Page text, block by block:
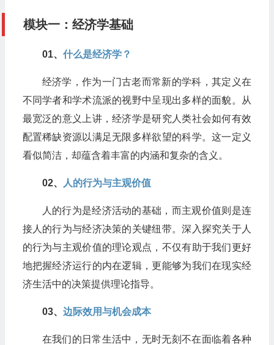
模块一：经济学基础
01、​ 什么是经济学？
经济学，作为一门古老而常新的学科，其定义在
不同学者和学术流派的视野中呈现出多样的面貌。从
最宽泛的意义上讲，经济学是研究人类社会如何有效
配置稀缺资源以满足无限多样欲望的科学。这一定义
看似简洁，却蕴含着丰富的内涵和复杂的含义。
02​、 人的行为与主观价值
人的行为是经济活动的基础，而主观价值则是连
接人的行为与经济决策的关键纽带。深入探究关于人
的行为与主观价值的理论观点，不仅有助于我们更好
地把握经济运行的内在逻辑，更能够为我们在现实经
济生活中的决策提供理论指导。
03​、 边际效用与机会成本
在我们的日常生活中，无时无刻不在面临着各种